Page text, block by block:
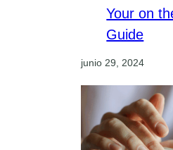
Your on
Guide
junio 29, 2024